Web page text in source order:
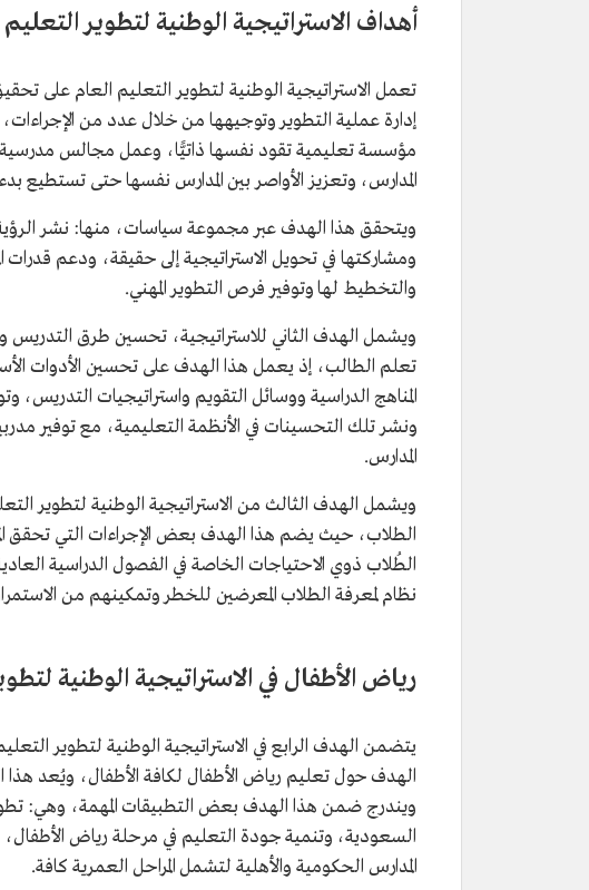
أهداف الاستراتيجية الوطنية لتطوير
تعمل الاستراتيجية الوطنية لتطوير التعليم العام على
إدارة عملية التطوير وتوجيهها من خلال عدد من
مؤسسة تعليمية تقود نفسها ذاتيًّا، وعمل مجالس مدرسية
المدارس، وتعزيز الأواصر بين المدارس نفسها حتى تستطيع
ويتحقق هذا الهدف عبر مجموعة سياسات، منها: نشر الرؤية
ومشاركتها في تحويل الاستراتيجية إلى حقيقة، ودعم قدرات
والتخطيط لها وتوفير فرص التطوير المهني.
ويشمل الهدف الثاني للاستراتيجية، تحسين طرق التدريس
تعلم الطالب، إذ يعمل هذا الهدف على تحسين الأدوات
المناهج الدراسية ووسائل التقويم واستراتيجيات التدريس،
ونشر تلك التحسينات في الأنظمة التعليمية، مع توفير
المدارس.
ويشمل الهدف الثالث من الاستراتيجية الوطنية لتطوير
الطلاب، حيث يضم هذا الهدف بعض الإجراءات التي تحقق
الطُلاب ذوي الاحتياجات الخاصة في الفصول الدراسية
نظام لمعرفة الطلاب المعرضين للخطر وتمكينهم من
رياض الأطفال في الاستراتيجية الوطنية
يتضمن الهدف الرابع في الاستراتيجية الوطنية لتطوير
الهدف حول تعليم رياض الأطفال لكافة الأطفال، ويُعد هذا
ويندرج ضمن هذا الهدف بعض التطبيقات المهمة، وهي:
السعودية، وتنمية جودة التعليم في مرحلة رياض
المدارس الحكومية والأهلية لتشمل المراحل العمرية كافة.